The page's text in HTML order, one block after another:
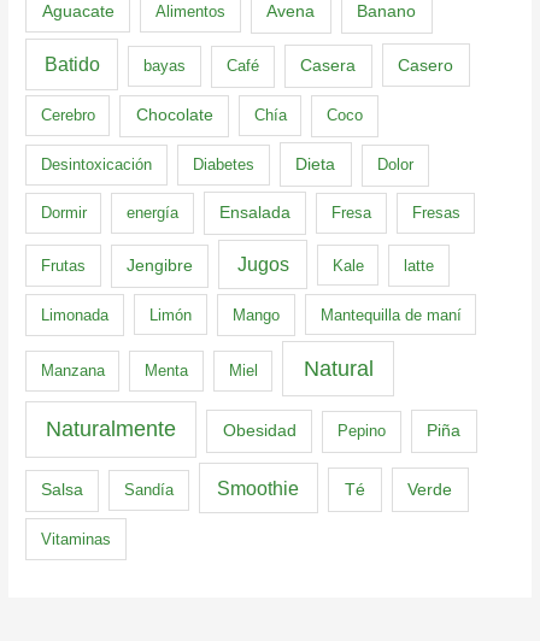
Aguacate Alimentos Avena Banano
Batido bayas Café Casera Casero
Cerebro Chocolate Chía Coco
Desintoxicación Diabetes Dieta Dolor
Dormir energía Ensalada Fresa Fresas
Frutas Jengibre Jugos Kale latte
Limonada Limón Mango Mantequilla de maní
Manzana Menta Miel Natural
Naturalmente Obesidad Pepino Piña
Salsa Sandía Smoothie Té Verde
Vitaminas